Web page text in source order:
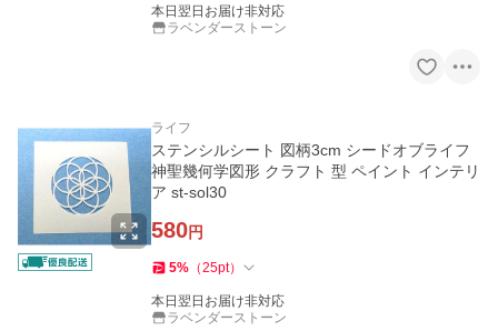
本日翌日お届け非対応
ラベンダーストーン
ライフ
ステンシルシート 図柄3cm シードオブライフ
神聖幾何学図形 クラフト 型 ペイント インテリ
ア st-sol30
580円
5% （25pt）
本日翌日お届け非対応
ラベンダーストーン